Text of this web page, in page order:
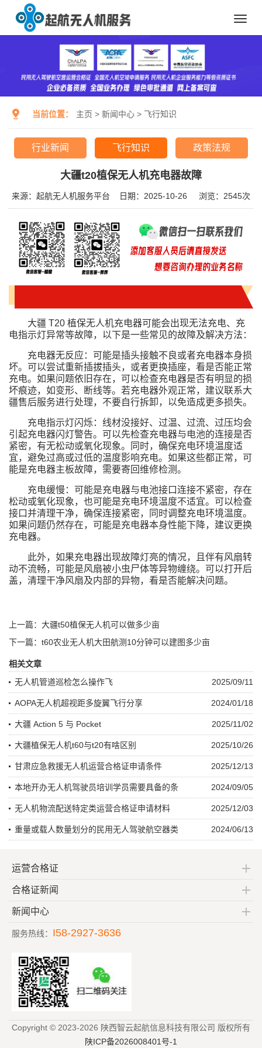
当前位置： 主页 > 新闻中心 > 飞行知识
行业新闻 飞行知识 政策法规
大疆t20植保无人机充电器故障
来源：起航无人机服务平台 日期：2025-10-26 浏览： 2545次
大疆 T20 植保无人机充电器可能会出现无法充电、充
电指示灯异常等故障，以下是一些常见的故障及解决方法：
充电器无反应：可能是插头接触不良或者充电器本身损
坏。可以尝试重新插拔插头，或者更换插座，看是否能正常
充电。如果问题依旧存在，可以检查充电器是否有明显的损
坏痕迹，如变形、断线等。若充电器外观正常，建议联系大
疆售后服务进行处理，不要自行拆卸，以免造成更多损失。
充电指示灯闪烁：线材没接好、过温、过流、过压均会
引起充电器闪灯警告。可以先检查充电器与电池的连接是否
紧密，有无松动或氧化现象。同时，确保充电环境温度适
宜，避免过高或过低的温度影响充电。如果这些都正常，可
能是充电器主板故障，需要寄回维修检测。
充电缓慢：可能是充电器与电池接口连接不紧密，存在
松动或氧化现象，也可能是充电环境温度不适宜。可以检查
接口并清理干净，确保连接紧密，同时调整充电环境温度。
如果问题仍然存在，可能是充电器本身性能下降，建议更换
充电器。
此外，如果充电器出现故障灯亮的情况，且伴有风扇转
动不流畅，可能是风扇被小虫尸体等异物缠绕。可以打开后
盖，清理干净风扇及内部的异物，看是否能解决问题。
上一篇：大疆t50植保无人机可以做多少亩
下一篇：t60农业无人机大田航测10分钟可以建图多少亩
相关文章
2025/09/11
无人机管道巡检怎么操作飞
2024/01/18
AOPA无人机超视距多旋翼飞行分享
2025/11/02
大疆 Action 5 与 Pocket
2025/10/26
大疆植保无人机t60与t20有啥区别
2025/12/13
甘肃应急救援无人机运营合格证申请条件
2024/09/05
本地开办无人机驾驶员培训学员需要具备的条
2025/12/03
无人机物流配送特定类运营合格证申请材料
2024/06/13
重量或载人数量划分的民用无人驾驶航空器类
运营合格证
合格证新闻
新闻中心
服务热线： I58-2927-3636
Copyright © 2023-2026 陕西智云起航信息科技有限公司 版权所有
陕ICP备2026008401号-1